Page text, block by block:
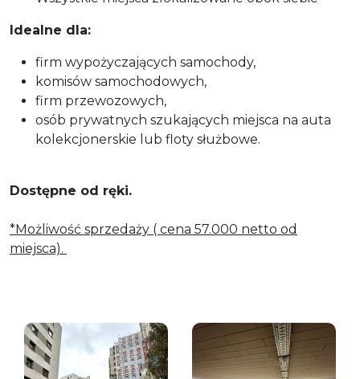
Idealne dla:
firm wypożyczających samochody,
komisów samochodowych,
firm przewozowych,
osób prywatnych szukających miejsca na auta
kolekcjonerskie lub floty służbowe.
Dostępne od ręki.
*Możliwość sprzedaży ( cena 57.000 netto od
miejsca).